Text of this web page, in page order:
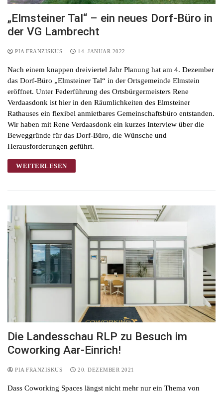
„Elmsteiner Tal“ – ein neues Dorf-Büro in
der VG Lambrecht
PIA FRANZISKUS 14. JANUAR 2022
Nach einem knappen dreiviertel Jahr Planung hat am 4. Dezember
das Dorf-Büro „Elmsteiner Tal“ in der Ortsgemeinde Elmstein
eröffnet. Unter Federführung des Ortsbürgermeisters Rene
Verdaasdonk ist hier in den Räumlichkeiten des Elmsteiner
Rathauses ein flexibel anmietbares Gemeinschaftsbüro entstanden.
Wir haben mit Rene Verdaasdonk ein kurzes Interview über die
Beweggründe für das Dorf-Büro, die Wünsche und
Herausforderungen geführt.
WEITERLESEN
Die Landesschau RLP zu Besuch im
Coworking Aar-Einrich!
PIA FRANZISKUS 20. DEZEMBER 2021
Dass Coworking Spaces längst nicht mehr nur ein Thema von